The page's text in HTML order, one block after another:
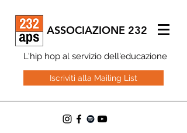
ASSOCIAZIONE 232
L'hip hop al servizio dell'educazione
Iscriviti alla Mailing List